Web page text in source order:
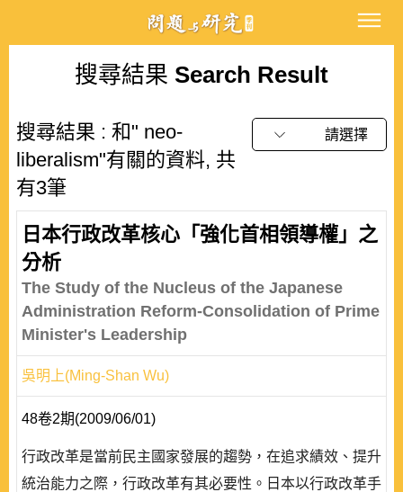
搜尋結果 Search Result
搜尋結果 : 和" neo-
liberalism"有關的資料, 共
有3筆
請選擇
日本行政改革核心「強化首相領導權」之
分析
The Study of the Nucleus of the Japanese
Administration Reform-Consolidation of Prime
Minister's Leadership
吳明上(Ming-Shan Wu)
48卷2期(2009/06/01)
行政改革是當前民主國家發展的趨勢，在追求績效、提升
統治能力之際，行政改革有其必要性。日本以行政改革手